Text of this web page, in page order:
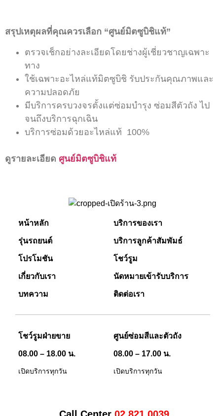
สรุปเหตุผลที่คุณควรเลือก “ศูนย์มิตซูบิชิแท้”
ตรวจเช็กอย่างละเอียดโดยช่างผู้เชี่ยวชาญเฉพาะ
ทาง
ใช้เฉพาะอะไหล่แท้มิตซูบิชิ รับประกันคุณภาพและ
ความปลอดภัย
มีบริการครบวงจรตั้งแต่ซ่อมบำรุง ซ่อมสีตัวถัง ไป
จนถึงบริการฉุกเฉิน
บริการซ่อมด้วยอะไหล่แท้ 100%
ดูรายละเอียด ศูนย์มิตซูบิชิแท้
หน้าหลัก
รุ่นรถยนต์
โปรโมชัน
เกี่ยวกับเรา
บทความ
บริการของเรา
บริการลูกค้าสัมพัมธ์
โชว์รูม
นัดหมายเข้ารับบริการ
ติดต่อเรา
โชว์รูมฝ่ายขาย
08.00 – 18.00 น.
เปิดบริการทุกวัน
ศูนย์ซ่อมสีและตัวถัง
08.00 – 17.00 น.
เปิดบริการทุกวัน